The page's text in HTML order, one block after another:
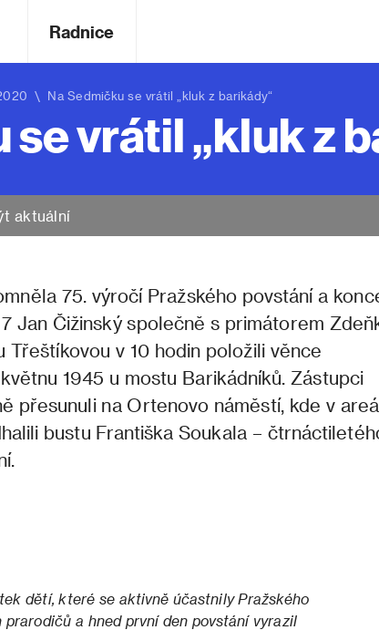
Radnice
\ Na Sedmičku se vrátil „kluk z barikády“
se vrátil „kluk z
aktuální
75. výročí Pražského povstání a
Jan Čižinský společně s primátorem
v 10 hodin položili věnce
1945 u mostu Barikádníků. Zástupci
přesunuli na Ortenovo náměstí, kde v
bustu Františka Soukala –
dětí, které se aktivně účastnily Pražského
a hned první den povstání vyrazil